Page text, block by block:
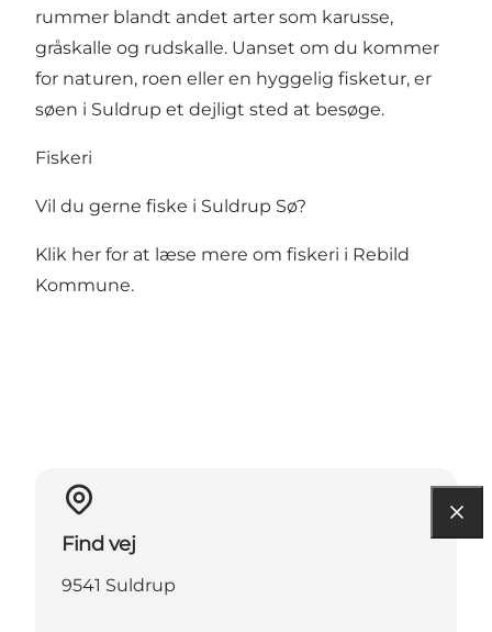
rummer blandt andet arter som karusse,
gråskalle og rudskalle. Uanset om du kommer
for naturen, roen eller en hyggelig fisketur, er
søen i Suldrup et dejligt sted at besøge.
Fiskeri
Vil du gerne fiske i Suldrup Sø?
Klik her for at læse mere om fiskeri i Rebild
Kommune.
Find vej
9541 Suldrup